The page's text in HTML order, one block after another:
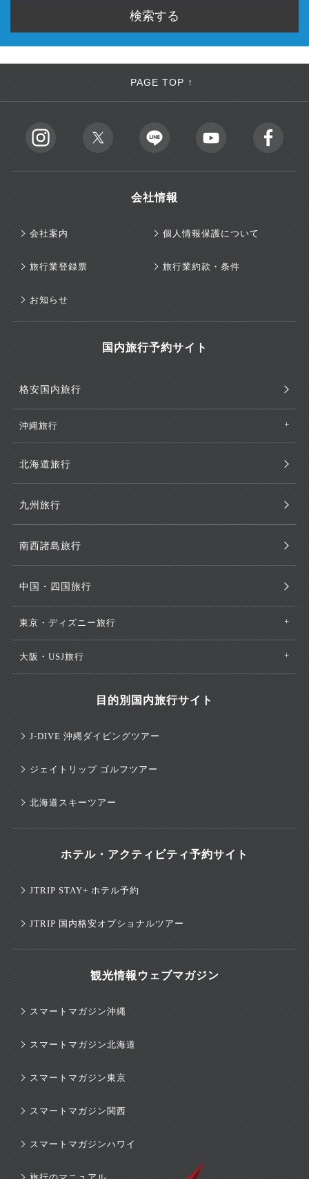
PAGE TOP ↑
会社情報
会社案内 個人情報保護について
旅行業登録票 旅行業約款・条件
お知らせ
国内旅行予約サイト
格安国内旅行
沖縄旅行
北海道旅行
九州旅行
南西諸島旅行
中国・四国旅行
東京・ディズニー旅行
大阪・USJ旅行
目的別国内旅行サイト
J-DIVE 沖縄ダイビングツアー
ジェイトリップ ゴルフツアー
北海道スキーツアー
ホテル・アクティビティ予約サイト
JTRIP STAY+ ホテル予約
JTRIP 国内格安オプショナルツアー
観光情報ウェブマガジン
スマートマガジン沖縄
スマートマガジン北海道
スマートマガジン東京
スマートマガジン関西
スマートマガジンハワイ